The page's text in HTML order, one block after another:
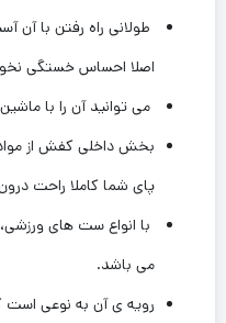
طولانی راه رفتن با آن
اصلا احساس خستگی
می توانید آن را با
بخش داخلی کفش از
پای شما کاملا راحت
با انواع ست های
می باشد.
رویه ی آن به نوعی است